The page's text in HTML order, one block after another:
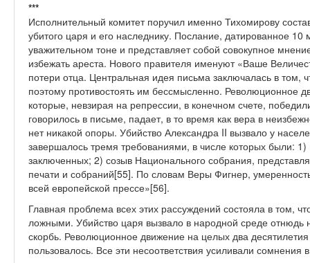
***
Исполнительный комитет поручил именно Тихомирову
убитого царя и его наследнику. Послание, датированное
уважительном тоне и представляет собой совокупное
избежать ареста. Нового правителя именуют «Ваше
потери отца. Центральная идея письма заключалась в том,
поэтому противостоять им бессмысленно. Революционное
которые, невзирая на репрессии, в конечном счете,
говорилось в письме, падает, в то время как вера в
нет никакой опоры. Убийство Александра II вызвало у
завершалось тремя требованиями, в числе которых были:
заключенных; 2) созыв Национального собрания,
печати и собраний[55]. По словам Веры Фигнер,
всей европейской прессе»[56].
Главная проблема всех этих рассуждений состояла в том,
ложными. Убийство царя вызвало в народной среде отнюдь
скорбь. Революционное движение на целых два
пользовалось. Все эти несоответствия усиливали сомнения